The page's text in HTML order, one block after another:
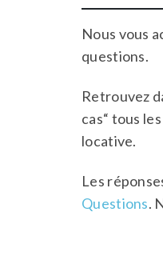
Nous vous
questions.
Retrouvez
cas“ tous
locative.
Les
Questions.